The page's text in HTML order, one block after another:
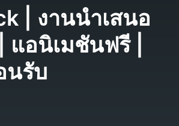
| งานนำเสนอ
แอนิเมชันฟรี |
นรับ